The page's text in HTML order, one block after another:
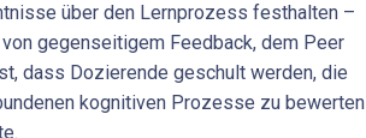
über den Lernprozess festhalten –
gegenseitigem Feedback, dem Peer
dass Dozierende geschult werden, die
kognitiven Prozesse zu bewerten